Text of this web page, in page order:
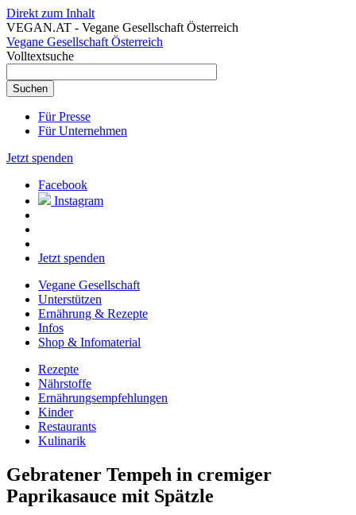
Direkt zum Inhalt
VEGAN.AT - Vegane Gesellschaft Österreich
Vegane Gesellschaft Österreich
Volltextsuche
Für Presse
Für Unternehmen
Jetzt spenden
Facebook
Instagram
Jetzt spenden
Vegane Gesellschaft
Unterstützen
Ernährung & Rezepte
Infos
Shop & Infomaterial
Rezepte
Nährstoffe
Ernährungsempfehlungen
Kinder
Restaurants
Kulinarik
Gebratener Tempeh in cremiger
Paprikasauce mit Spätzle